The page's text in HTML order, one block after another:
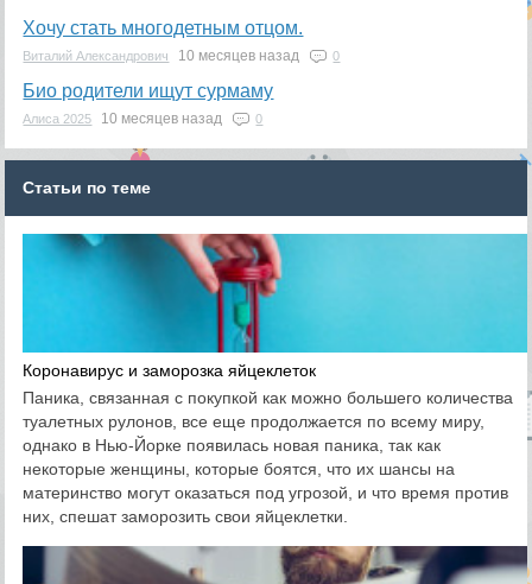
Хочу стать многодетным отцом.
Виталий Александрович 10 месяцев назад 0
Био родители ищут сурмаму
Алиса 2025 10 месяцев назад 0
Статьи по теме
Коронавирус и заморозка яйцеклеток
Паника, связанная с покупкой как можно большего количества
туалетных рулонов, все еще продолжается по всему миру,
однако в Нью-Йорке появилась новая паника, так как
некоторые женщины, которые боятся, что их шансы на
материнство могут оказаться под угрозой, и что время против
них, спешат заморозить свои яйцеклетки.